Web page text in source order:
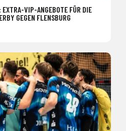
EXTRA-VIP-ANGEBOTE FÜR DIE
GEGEN FLENSBURG